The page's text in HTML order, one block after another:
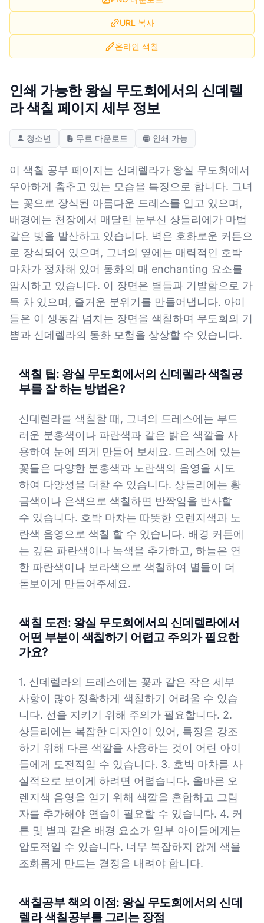
URL 복사
온라인 색칠
인쇄 가능한 왕실 무도회에서의 신데렐
라 색칠 페이지 세부 정보
청소년 무료 다운로드 인쇄 가능
이 색칠 공부 페이지는 신데렐라가 왕실 무도회에서
우아하게 춤추고 있는 모습을 특징으로 합니다. 그녀
는 꽃으로 장식된 아름다운 드레스를 입고 있으며,
배경에는 천장에서 매달린 눈부신 샹들리에가 마법
같은 빛을 발산하고 있습니다. 벽은 호화로운 커튼으
로 장식되어 있으며, 그녀의 옆에는 매력적인 호박
마차가 정차해 있어 동화의 매 enchanting 요소를
암시하고 있습니다. 이 장면은 별들과 기발함으로 가
득 차 있으며, 즐거운 분위기를 만들어냅니다. 아이
들은 이 생동감 넘치는 장면을 색칠하며 무도회의 기
쁨과 신데렐라의 동화 모험을 상상할 수 있습니다.
색칠 팁: 왕실 무도회에서의 신데렐라 색칠공
부를 잘 하는 방법은?
신데렐라를 색칠할 때, 그녀의 드레스에는 부드
러운 분홍색이나 파란색과 같은 밝은 색깔을 사
용하여 눈에 띄게 만들어 보세요. 드레스에 있는
꽃들은 다양한 분홍색과 노란색의 음영을 시도
하여 다양성을 더할 수 있습니다. 샹들리에는 황
금색이나 은색으로 색칠하면 반짝임을 반사할
수 있습니다. 호박 마차는 따뜻한 오렌지색과 노
란색 음영으로 색칠 할 수 있습니다. 배경 커튼에
는 깊은 파란색이나 녹색을 추가하고, 하늘은 연
한 파란색이나 보라색으로 색칠하여 별들이 더
돋보이게 만들어주세요.
색칠 도전: 왕실 무도회에서의 신데렐라에서
어떤 부분이 색칠하기 어렵고 주의가 필요한
가요?
1. 신데렐라의 드레스에는 꽃과 같은 작은 세부
사항이 많아 정확하게 색칠하기 어려울 수 있습
니다. 선을 지키기 위해 주의가 필요합니다. 2.
샹들리에는 복잡한 디자인이 있어, 특징을 강조
하기 위해 다른 색깔을 사용하는 것이 어린 아이
들에게 도전적일 수 있습니다. 3. 호박 마차를 사
실적으로 보이게 하려면 어렵습니다. 올바른 오
렌지색 음영을 얻기 위해 색깔을 혼합하고 그림
자를 추가해야 연습이 필요할 수 있습니다. 4. 커
튼 및 별과 같은 배경 요소가 일부 아이들에게는
압도적일 수 있습니다. 너무 복잡하지 않게 색을
조화롭게 만드는 결정을 내려야 합니다.
색칠공부 책의 이점: 왕실 무도회에서의 신데
렐라 색칠공부를 그리는 장점